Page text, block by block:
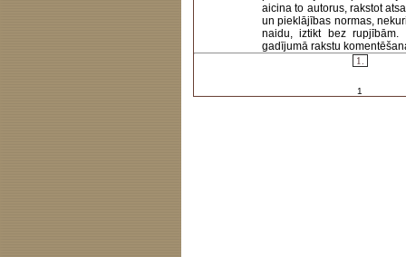
aicina to autorus, rakstot
un pieklājības normas,
naidu, iztikt bez rupjībām.
gadījumā rakstu
1.
1